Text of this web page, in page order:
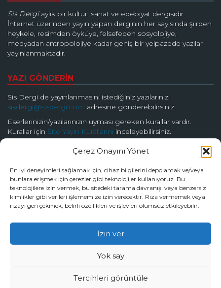
Çerez Onayını Yönet
En iyi deneyimleri sağlamak için, cihaz bilgilerini depolamak ve/veya
bunlara erişmek için çerezler gibi teknolojiler kullanıyoruz. Bu
teknolojilere izin vermek, bu sitedeki tarama davranışı veya benzersiz
kimlikler gibi verileri işlememize izin verecektir. Rıza vermemek veya
rızayı geri çekmek, belirli özellikleri ve işlevleri olumsuz etkileyebilir.
İzin ver
Yok say
Tercihleri görüntüle
Sis Dergiaylık bir kültür, sanat ve edebiyat dergisidir.
İnternet üzerinden yayın yapan derginin her sayısında şiirden
heykele, resimden öyküye, felsefeden sosyolojiye,
medyadan antropolojiye kadar geniş bir yelpazede yazılar
yayınlanmaktadır.
YAZI GÖNDERİN
Sis Dergi de yayınlanmasını istediğiniz yazılarınızı
sisdergi@sisdergi.com adresine gönderebilirsiniz.
Eserlerinizin/yazılarınızın uyması gereken kurallar vardır.
Kurallar için Site Yayın Kurallarını inceleyebilirsiniz.
BİZİ TAKİP EDİN
© 2026 Sis Dergi | Ardında Güzellik Saklar
Tüm hakları Sis Dergi’ye aittir.